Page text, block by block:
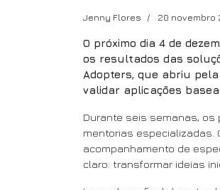
Jenny Flores 20 novembro
O próximo dia 4 de
os resultados das
Adopters, que abriu
validar aplicações
Durante seis semanas,
mentorias especializadas.
acompanhamento de
claro: transformar ideias